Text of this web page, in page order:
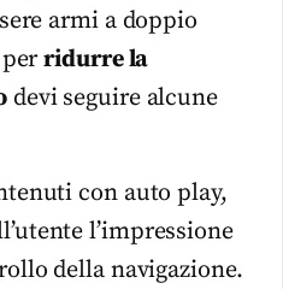
armi a doppio
perridurre la
devi seguire alcune
con auto play,
l’impressione
della navigazione.